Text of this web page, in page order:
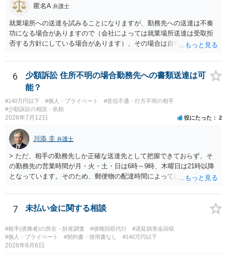
せん。
匿名A 弁護士
就業場所への送達を試みることになりますが、勤務先への送達は不奏
功になる場合がありますので（会社によっては就業場所送達は受取拒
否する方針にしている場合があります）、その場合は自宅の住所調査
6
少額訴訟 住所不明の場合勤務先への書類送達は可
能？
#140万円以下 #個人・プライベート
#音信不通・行方不明の相手
#少額訴訟の相談・依頼
2026年7月12日 役にたった 2
川添 圭 弁護士
> ただ、相手の勤務先しか正確な送達先として把握できておらず、そ
の勤務先の営業時間が月・火・土・日は6時～9時、木曜日は21時以降
となっています。そのため、郵便物の配達時間によっては受け取りが
夜間の送達を上申するのが基本になりますが、感覚的には郵便局を動
かすには早すぎるので執行官送達を申し立てる必要があるかもしれま
せん。裁判所としては（あまりに特殊すぎて）就業場所送達を認めな
い可能性もありますし、執行官送達には費用もかかりますので、まず
は裁判所へ相談した方がよいと思います。
7 未払い金に関する相談
#相手(債務者)の所在・財産調査 #債権回収代行
#遅延損害金回収
#個人・プライベート
#契約書・借用書なし #140万円以下
2026年8月6日